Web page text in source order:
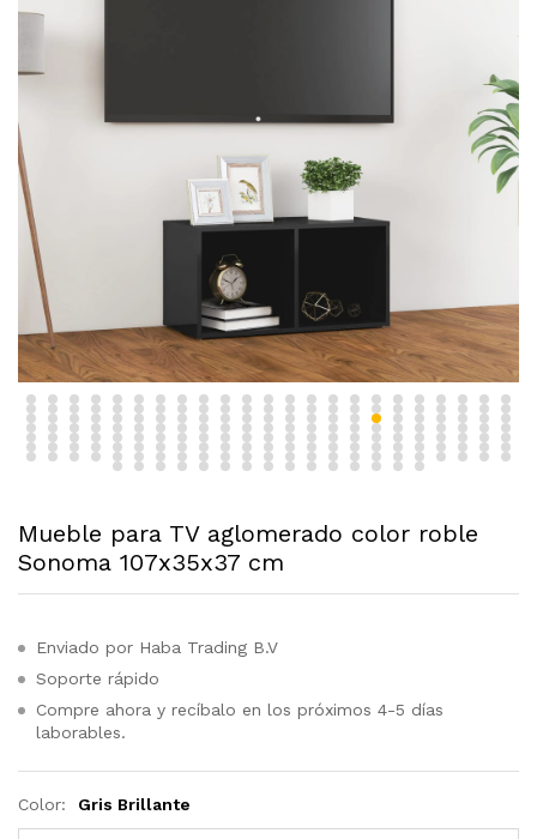
Mueble para TV aglomerado color roble
Sonoma 107x35x37 cm
Enviado por Haba Trading B.V
Soporte rápido
Compre ahora y recíbalo en los próximos 4-5 días
laborables.
Color: Gris Brillante